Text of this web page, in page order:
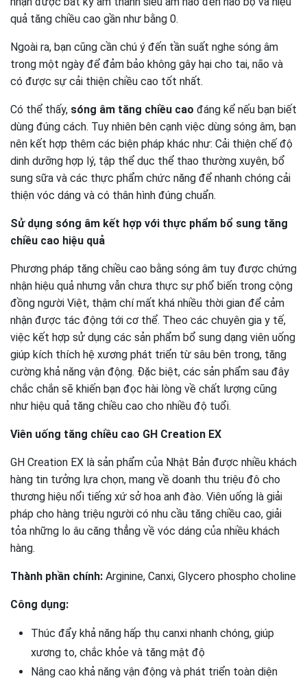
quả tăng chiều cao gần như bằng 0.
Ngoài ra, bạn cũng cần chú ý đến tần suất nghe sóng âm
trong một ngày để đảm bảo không gây hại cho tai, não và
có được sự cải thiện chiều cao tốt nhất.
Có thể thấy, sóng âm tăng chiều cao đáng kể nếu bạn biết
dùng đúng cách. Tuy nhiên bên cạnh việc dùng sóng âm, bạn
nên kết hợp thêm các biện pháp khác như: Cải thiện chế độ
dinh dưỡng hợp lý, tập thể dục thể thao thường xuyên, bổ
sung sữa và các thực phẩm chức năng để nhanh chóng cải
thiện vóc dáng và có thân hình đúng chuẩn.
Sử dụng sóng âm kết hợp với thực phẩm bổ sung tăng
chiều cao hiệu quả
Phương pháp tăng chiều cao bằng sóng âm tuy được chứng
nhận hiệu quả nhưng vẫn chưa thực sự phổ biến trong cộng
đồng người Việt, thậm chí mất khá nhiều thời gian để cảm
nhận được tác động tới cơ thể. Theo các chuyên gia y tế,
việc kết hợp sử dụng các sản phẩm bổ sung dạng viên uống
giúp kích thích hệ xương phát triển từ sâu bên trong, tăng
cường khả năng vận động. Đặc biệt, các sản phẩm sau đây
chắc chắn sẽ khiến bạn đọc hài lòng về chất lượng cũng
như hiệu quả tăng chiều cao cho nhiều độ tuổi.
Viên uống tăng chiều cao GH Creation EX
GH Creation EX là sản phẩm của Nhật Bản được nhiều khách
hàng tin tưởng lựa chọn, mang về doanh thu triệu đô cho
thương hiệu nổi tiếng xứ sở hoa anh đào. Viên uống là giải
pháp cho hàng triệu người có nhu cầu tăng chiều cao, giải
tỏa những lo âu căng thẳng về vóc dáng của nhiều khách
hàng.
Thành phần chính: Arginine, Canxi, Glycero phospho choline
Công dụng:
Thúc đẩy khả năng hấp thụ canxi nhanh chóng, giúp
xương to, chắc khỏe và tăng mật độ
Nâng cao khả năng vận động và phát triển toàn diện